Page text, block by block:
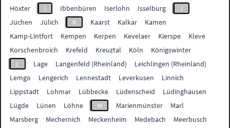
Höxter
I Ibbenbüren Iserlohn Isselburg
J
Jüchen
Jülich K Kaarst Kalkar
Kamen
Kamp-Lintfort
Kempen Kerpen Kevelaer Kierspe
Kleve
Korschenbroich
Krefeld Kreuztal Köln
Königswinter
L
Lage Langenfeld (Rheinland)
Leichlingen (Rheinland)
Lemgo
Lengerich Lennestadt Leverkusen
Linnich
Lippstadt
Lohmar Lübbecke Lüdenscheid
Lüdinghausen
Lügde
Lünen Löhne M Marienmünster
Marl
Marsberg
Mechernich Meckenheim Medebach
Meerbusch